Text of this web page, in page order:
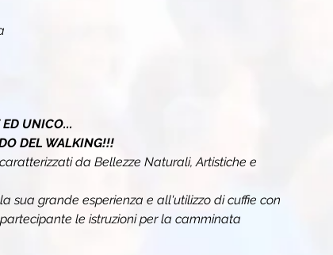
UNICO...
DEL WALKING!!!
da Bellezze Naturali, Artistiche e
sua grande esperienza e all'utilizzo di cuffie con
le istruzioni per la camminata